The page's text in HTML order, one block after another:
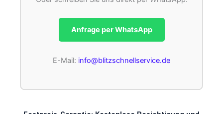
Anfrage per WhatsApp
E-Mail: info@blitzschnellservice.de